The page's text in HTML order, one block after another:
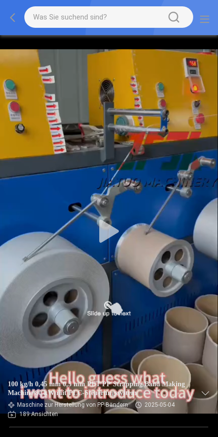
100 kg/h 0,45 mm 0,5 mm PET PP Strapping Band Making
Machine 80 kW mit PLC-Steuerungssystem
Maschine zur Herstellung von PP-Bändern
2025-05-04
189 Ansichten